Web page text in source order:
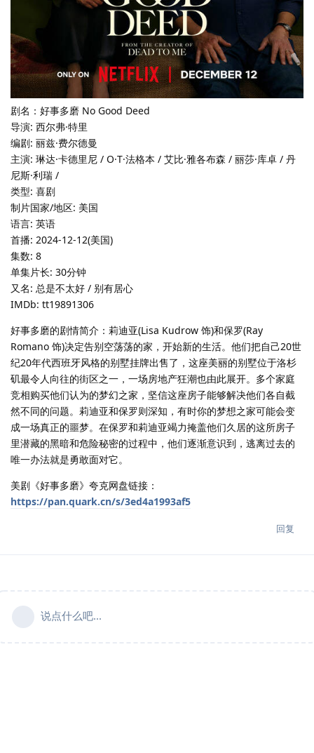
剧名：好事多磨 No Good Deed
导演: 西尔弗·特里
编剧: 丽兹·费尔德曼
主演: 琳达·卡德里尼 / O·T·法格本 / 艾比·雅各布森 / 丽莎·库卓 / 丹
尼斯·利瑞 /
类型: 喜剧
制片国家/地区: 美国
语言: 英语
首播: 2024-12-12(美国)
集数: 8
单集片长: 30分钟
又名: 总是不太好 / 别有居心
IMDb: tt19891306
好事多磨的剧情简介：莉迪亚(Lisa Kudrow 饰)和保罗(Ray
Romano 饰)决定告别空荡荡的家，开始新的生活。他们把自己20世
纪20年代西班牙风格的别墅挂牌出售了，这座美丽的别墅位于洛杉
矶最令人向往的街区之一，一场房地产狂潮也由此展开。多个家庭
竞相购买他们认为的梦幻之家，坚信这座房子能够解决他们各自截
然不同的问题。莉迪亚和保罗则深知，有时你的梦想之家可能会变
成一场真正的噩梦。在保罗和莉迪亚竭力掩盖他们久居的这所房子
里潜藏的黑暗和危险秘密的过程中，他们逐渐意识到，逃离过去的
唯一办法就是勇敢面对它。
美剧《好事多磨》夸克网盘链接：
https://pan.quark.cn/s/3ed4a1993af5
回复
说点什么吧...